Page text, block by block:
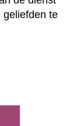
geliefden te